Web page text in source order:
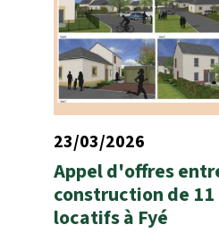
23/03/2026
Appel d'offres
construction de
locatifs à Fyé